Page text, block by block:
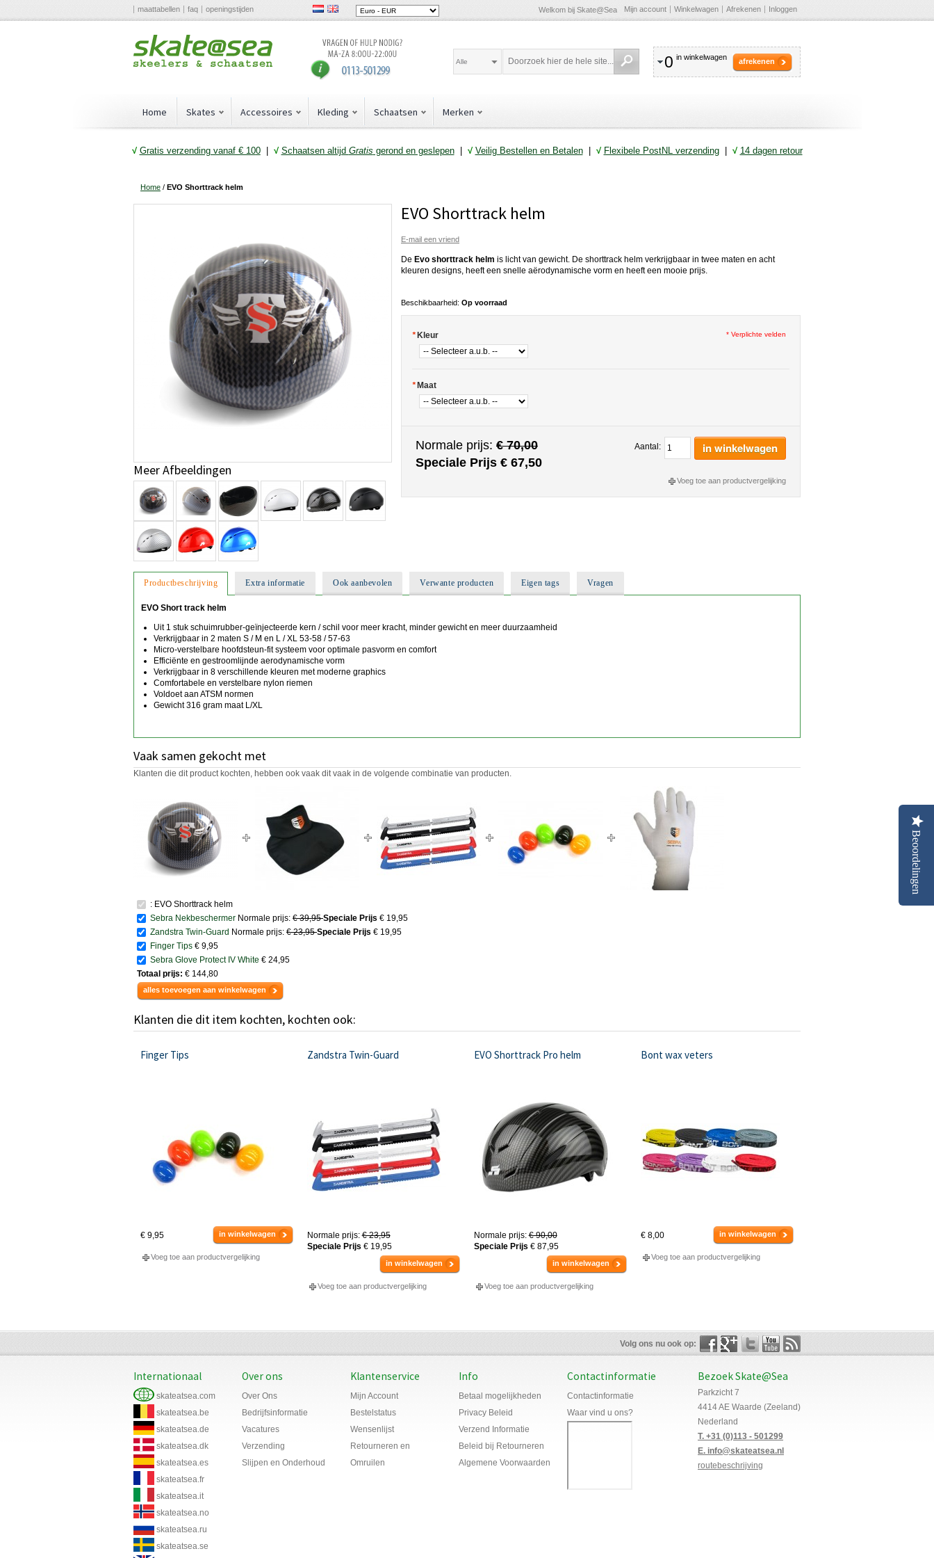
maattabellen faq openingstijden Welkom bij Skate@Sea Mijn account Winkelwagen Afrekenen Inloggen
0 in winkelwagen afrekenen
Alle
Home Skates Accessoires Kleding Schaatsen Merken
√ Gratis verzending vanaf € 100| √ Schaatsen altijd Gratis gerond en geslepen| √ Veilig Bestellen en Betalen| √ Flexibele PostNL verzending| √ 14 dagen retour
Home / EVO Shorttrack helm
EVO Shorttrack helm
E-mail een vriend
De Evo shorttrack helm is licht van gewicht. De shorttrack helm verkrijgbaar in twee maten en acht
kleuren designs, heeft een snelle aërodynamische vorm en heeft een mooie prijs.
Beschikbaarheid: Op voorraad
* Kleur
* Maat
* Verplichte velden
Normale prijs: € 70,00
Speciale Prijs € 67,50
Aantal: in winkelwagen
Voeg toe aan productvergelijking
Meer Afbeeldingen
Productbeschrijving Extra informatie Ook aanbevolen Verwante producten Eigen tags Vragen
EVO Short track helm
Uit 1 stuk schuimrubber-geïnjecteerde kern / schil voor meer kracht, minder gewicht en meer duurzaamheid
Verkrijgbaar in 2 maten S / M en L / XL 53-58 / 57-63
Micro-verstelbare hoofdsteun-fit systeem voor optimale pasvorm en comfort
Efficiënte en gestroomlijnde aerodynamische vorm
Verkrijgbaar in 8 verschillende kleuren met moderne graphics
Comfortabele en verstelbare nylon riemen
Voldoet aan ATSM normen
Gewicht 316 gram maat L/XL
Vaak samen gekocht met
Klanten die dit product kochten, hebben ook vaak dit vaak in de volgende combinatie van producten.
: EVO Shorttrack helm
Sebra Nekbeschermer Normale prijs: € 39,95Speciale Prijs € 19,95
Zandstra Twin-Guard Normale prijs: € 23,95Speciale Prijs € 19,95
Finger Tips € 9,95
Sebra Glove Protect IV White € 24,95
Totaal prijs: € 144,80
alles toevoegen aan winkelwagen
Klanten die dit item kochten, kochten ook:
Finger Tips
€ 9,95 in winkelwagen
Voeg toe aan productvergelijking
Zandstra Twin-Guard
Normale prijs: € 23,95
Speciale Prijs € 19,95
in winkelwagen
Voeg toe aan productvergelijking
EVO Shorttrack Pro helm
Normale prijs: € 90,00
Speciale Prijs € 87,95
in winkelwagen
Voeg toe aan productvergelijking
Bont wax veters
€ 8,00 in winkelwagen
Voeg toe aan productvergelijking
Volg ons nu ook op:
Internationaal
skateatsea.com
skateatsea.be
skateatsea.de
skateatsea.dk
skateatsea.es
skateatsea.fr
skateatsea.it
skateatsea.no
skateatsea.ru
skateatsea.se
Over ons
Over Ons
Bedrijfsinformatie
Vacatures
Verzending
Slijpen en Onderhoud
Klantenservice
Mijn Account
Bestelstatus
Wensenlijst
Retourneren en
Omruilen
Info
Betaal mogelijkheden
Privacy Beleid
Verzend Informatie
Beleid bij Retourneren
Algemene Voorwaarden
Contactinformatie
Contactinformatie
Waar vind u ons?
Bezoek Skate@Sea
Parkzicht 7
4414 AE Waarde (Zeeland)
Nederland
T. +31 (0)113 - 501299
E. info@skateatsea.nl
routebeschrijving
Beoordelingen